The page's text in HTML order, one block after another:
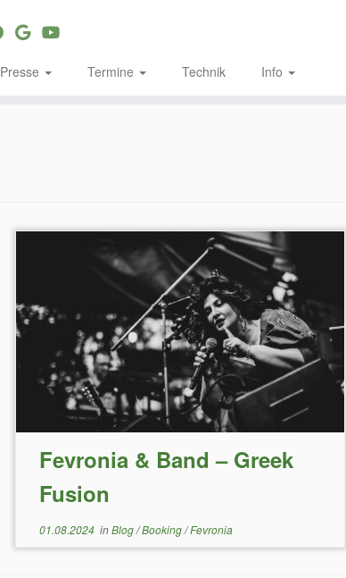
Presse Termine Technik Info
Fevronia & Band – Greek
Fusion
01.08.2024inBlog/Booking/Fevronia